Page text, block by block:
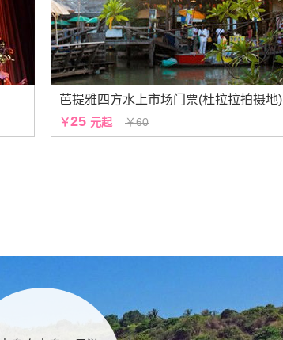
芭提雅四方水上市场门票(杜拉拉拍摄地)
￥25 元起 ￥60